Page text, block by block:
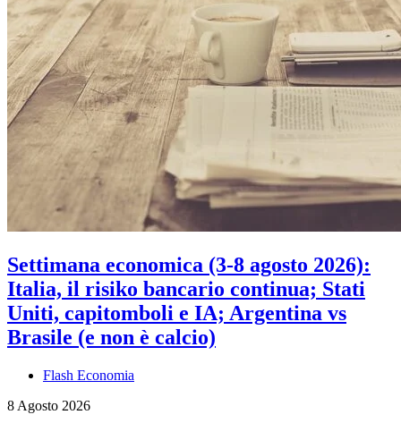
Settimana economica (3-8 agosto 2026):
Italia, il risiko bancario continua; Stati
Uniti, capitomboli e IA; Argentina vs
Brasile (e non è calcio)
Flash Economia
8 Agosto 2026